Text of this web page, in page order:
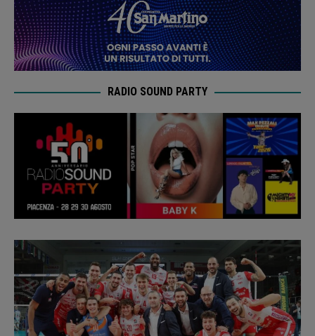
RADIO SOUND PARTY